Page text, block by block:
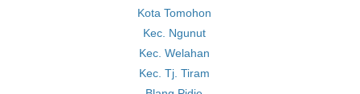
Kota Tomohon
Kec. Ngunut
Kec. Welahan
Kec. Tj. Tiram